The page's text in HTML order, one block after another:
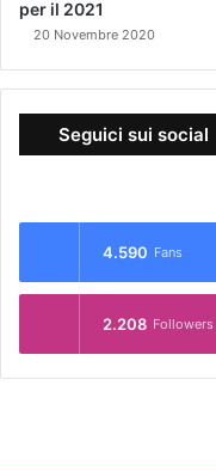
per il 2021
20 Novembre 2020
Seguici sui social
4.590 Fans
2.208 Followers